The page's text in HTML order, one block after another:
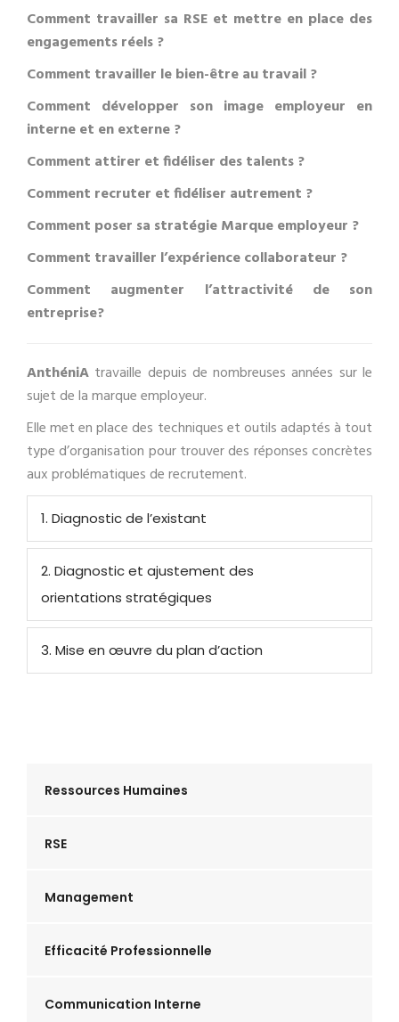
Comment travailler sa RSE et mettre en place des
engagements réels ?
Comment travailler le bien-être au travail ?
Comment développer son image employeur en
interne et en externe ?
Comment attirer et fidéliser des talents ?
Comment recruter et fidéliser autrement ?
Comment poser sa stratégie Marque employeur ?
Comment travailler l’expérience collaborateur ?
Comment augmenter l’attractivité de son
entreprise?
AnthéniA travaille depuis de nombreuses années sur le
sujet de la marque employeur.
Elle met en place des techniques et outils adaptés à tout
type d’organisation pour trouver des réponses concrètes
aux problématiques de recrutement.
1. Diagnostic de l’existant
2. Diagnostic et ajustement des
orientations stratégiques
3. Mise en œuvre du plan d’action
Ressources Humaines
RSE
Management
Efficacité Professionnelle
Communication Interne